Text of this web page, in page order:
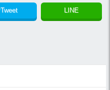
Tweet LINE